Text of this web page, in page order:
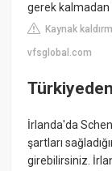
gerek
Kaynak
vfsglobal.com
İrlanda'da
şartları
girebilirsiniz.